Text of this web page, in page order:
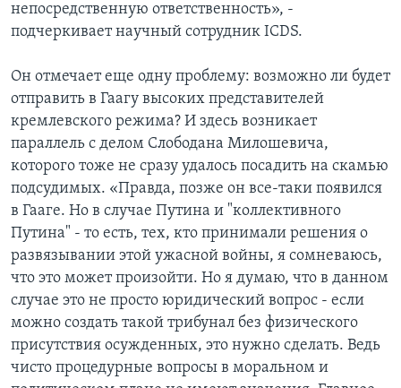
непосредственную ответственность», -
подчеркивает научный сотрудник ICDS.
Он отмечает еще одну проблему: возможно ли будет
отправить в Гаагу высоких представителей
кремлевского режима? И здесь возникает
параллель с делом Слободана Милошевича,
которого тоже не сразу удалось посадить на скамью
подсудимых. «Правда, позже он все-таки появился
в Гааге. Но в случае Путина и "коллективного
Путина" - то есть, тех, кто принимали решения о
развязывании этой ужасной войны, я сомневаюсь,
что это может произойти. Но я думаю, что в данном
случае это не просто юридический вопрос - если
можно создать такой трибунал без физического
присутствия осужденных, это нужно сделать. Ведь
чисто процедурные вопросы в моральном и